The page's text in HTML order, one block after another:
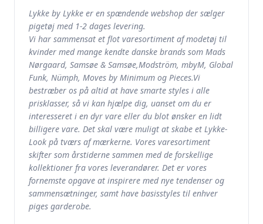
Lykke by Lykke er en spændende webshop der sælger
pigetøj med 1-2 dages levering.
Vi har sammensat et flot varesortiment af modetøj til
kvinder med mange kendte danske brands som Mads
Nørgaard, Samsøe & Samsøe,Modström, mbyM, Global
Funk, Nümph, Moves by Minimum og Pieces.Vi
bestræber os på altid at have smarte styles i alle
prisklasser, så vi kan hjælpe dig, uanset om du er
interesseret i en dyr vare eller du blot ønsker en lidt
billigere vare. Det skal være muligt at skabe et Lykke-
Look på tværs af mærkerne. Vores varesortiment
skifter som årstiderne sammen med de forskellige
kollektioner fra vores leverandører. Det er vores
fornemste opgave at inspirere med nye tendenser og
sammensætninger, samt have basisstyles til enhver
piges garderobe.